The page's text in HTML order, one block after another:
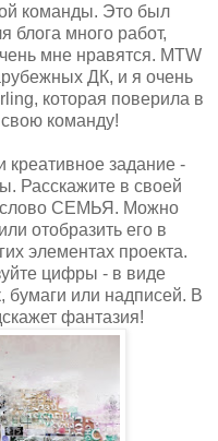
команды. Это был
блога много работ,
мне нравятся. MTW
ДК, и я очень
которая поверила в
команду!
задание -
Расскажите в своей
слово СЕМЬЯ. Можно
отобразить его в
элементах проекта.
цифры - в виде
бумаги или надписей. В
фантазия!